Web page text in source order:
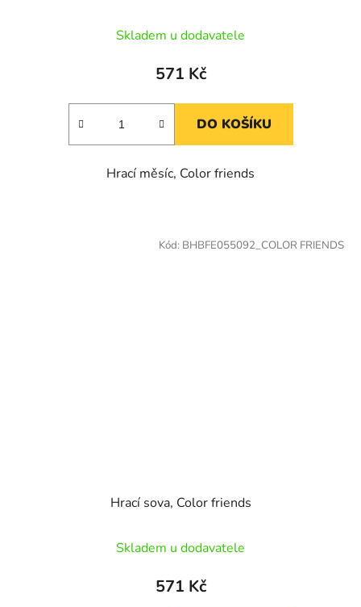
Skladem u dodavatele
571 Kč
DO KOŠÍKU
Hrací měsíc, Color friends
Hrací sova, Color friends
Skladem u dodavatele
571 Kč
Kód: BHBFE055092_COLOR FRIENDS